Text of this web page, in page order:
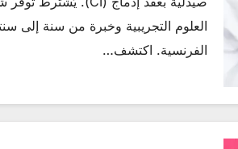
العلوم التجريبية وخبرة من سنة إلى
الفرنسية. اكتشف…